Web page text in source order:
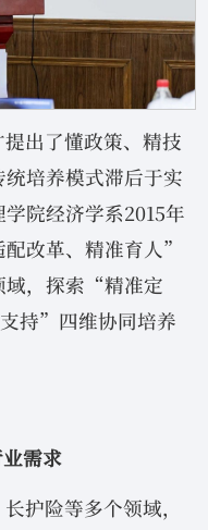
出了懂政策、精技
培养模式滞后于实
院经济学系2015年
改革、精准育人”
域，探索“精准定
持”四维协同培养
需求
护险等多个领域，